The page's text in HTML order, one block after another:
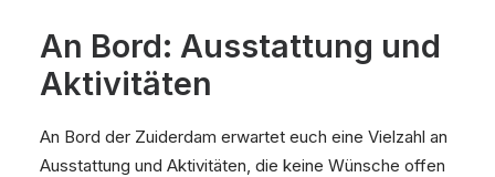
An Bord: Ausstattung und
Aktivitäten
An Bord der Zuiderdam erwartet euch eine Vielzahl an
Ausstattung und Aktivitäten, die keine Wünsche offen